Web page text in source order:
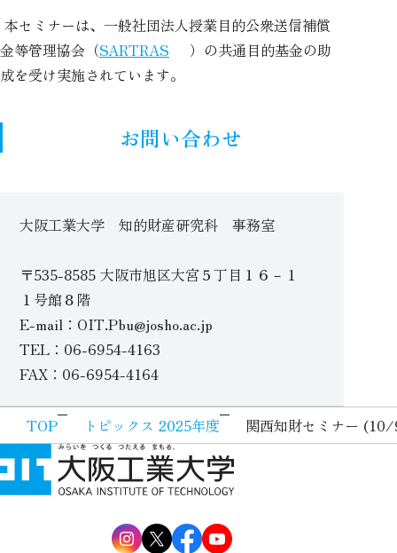
本セミナーは、一般社団法人授業目的公衆送信補償
金等管理協会（SARTRAS
）の共通目的基金の助
成を受け実施されています。
お問い合わせ
大阪工業大学 知的財産研究科 事務室
〒535-8585 大阪市旭区大宮５丁目１６－１
１号館８階
E-mail：OIT.Pbu@josho.ac.jp
TEL：06-6954-4163
FAX：06-6954-4164
TOP トピックス 2025年度 関西知財セミナー